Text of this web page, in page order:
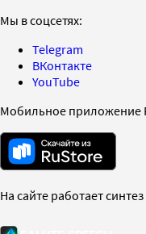
Мы в соцсетях:
Telegram
ВКонтакте
YouTube
Мобильное приложение
На сайте работает